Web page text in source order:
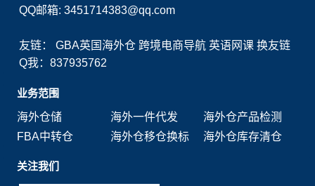
QQ邮箱: 3451714383@qq.com
友链：GBA英国海外仓 跨境电商导航 英语网课 换友链
Q我：837935762
业务范围
海外仓储
海外一件代发
海外仓产品检测
FBA中转仓
海外仓移仓换标 海外仓库存清仓
关注我们